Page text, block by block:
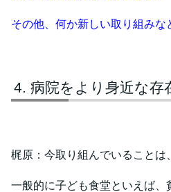
その他、何か新しい取り組みな
病院をより身近な存
梶原：今取り組んでいることは
一般的に子ども食堂といえば、